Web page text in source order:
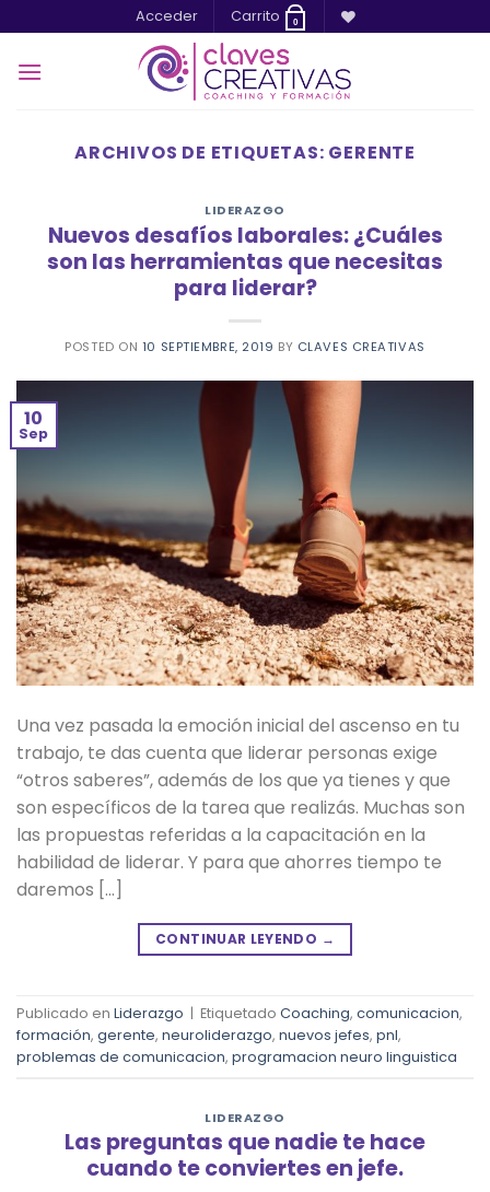
al
contenido
Acceder Carrito 0
ARCHIVOS DE ETIQUETAS: GERENTE
LIDERAZGO
Nuevos desafíos laborales: ¿Cuáles
son las herramientas que necesitas
para liderar?
POSTED ON 10 SEPTIEMBRE, 2019 BY CLAVES CREATIVAS
10
Sep
Una vez pasada la emoción inicial del ascenso en tu
trabajo, te das cuenta que liderar personas exige
“otros saberes”, además de los que ya tienes y que
son específicos de la tarea que realizás. Muchas son
las propuestas referidas a la capacitación en la
habilidad de liderar. Y para que ahorres tiempo te
daremos […]
CONTINUAR LEYENDO →
Publicado en Liderazgo | Etiquetado Coaching, comunicacion,
formación, gerente, neuroliderazgo, nuevos jefes, pnl,
problemas de comunicacion, programacion neuro linguistica
LIDERAZGO
Las preguntas que nadie te hace
cuando te conviertes en jefe.